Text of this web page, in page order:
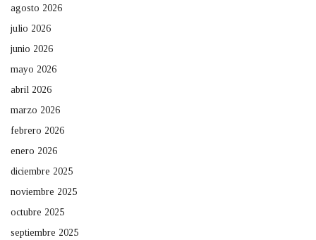
agosto 2026
julio 2026
junio 2026
mayo 2026
abril 2026
marzo 2026
febrero 2026
enero 2026
diciembre 2025
noviembre 2025
octubre 2025
septiembre 2025